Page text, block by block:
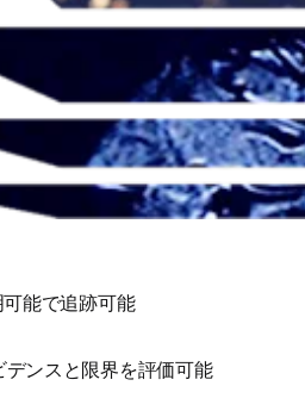
能で追跡可能
デンスと限界を評価可能